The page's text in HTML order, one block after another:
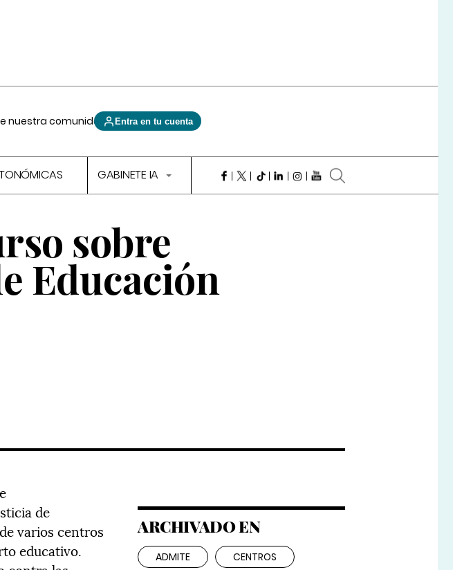
nuestra comunidad Entra en tu cuenta
GABINETE IA
sobre
Educación
de
varios centros
educativo.
ARCHIVADO EN
ADMITE CENTROS